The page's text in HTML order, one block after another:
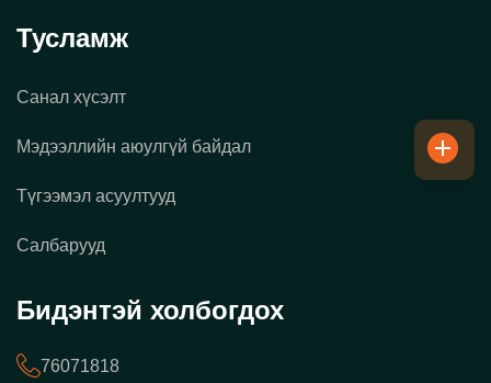
Тусламж
Санал хүсэлт
Мэдээллийн аюулгүй байдал
Түгээмэл асуултууд
Салбарууд
Бидэнтэй холбогдох
76071818